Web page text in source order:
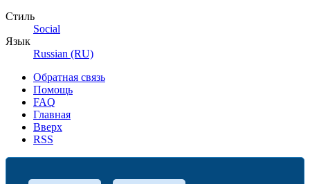
Стиль
Social
Язык
Russian (RU)
Обратная связь
Помощь
FAQ
Главная
Вверх
RSS